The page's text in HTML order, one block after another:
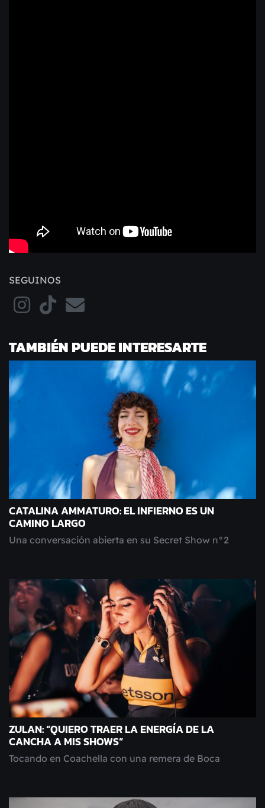
SEGUINOS
TAMBIÉN PUEDE INTERESARTE
CATALINA AMMATURO: EL INFIERNO ES UN
CAMINO LARGO
Una conversación abierta en su Secret Show n°2
ZULAN: “QUIERO TRAER LA ENERGÍA DE LA
CANCHA A MIS SHOWS”
Tocando en Coachella con una remera de Boca